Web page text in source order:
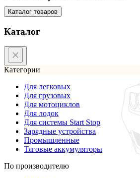
Каталог товаров
Каталог
Категории
Для легковых
Для грузовых
Для мотоциклов
Для лодок
Для системы Start Stop
Зарядные устройства
Промышленные
Тяговые аккумуляторы
По производителю